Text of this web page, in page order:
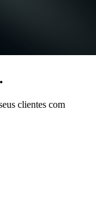
clientes com